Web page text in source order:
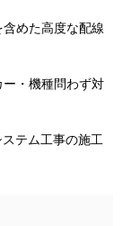
めた高度な配線
・機種問わず対
テム工事の施工